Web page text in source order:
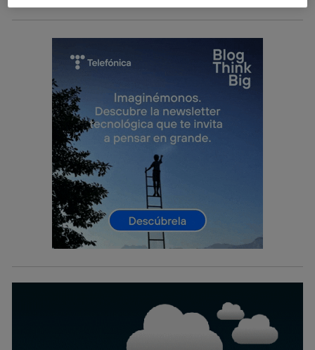
La tecnología Utiq está diseñada con la privacidad como
La tecnología utiliza un identificador cifrado creado por tu
operadora de telefonía
, utilizando tu dirección IP y otra
información de la cuenta de cliente de
telecomunicaciones vinculada a la conexión que utilizas
(p. ej., número de teléfono móvil).
Este identificador se asigna a la conexión de internet, por
lo que cualquier persona que conecte su dispositivo y
consienta el uso de la tecnología recibirá el mismo
identificador. Típicamente:
Si utilizas unaconexión de banda ancha
el marketing o análisis se realizará en función de las
actividades de navegación de los miembros del hogar
que hayan dado su consentimiento.
Si utilizasdatos móviles, el marketing será más
navegación del usuario del móvil.
“Administrar Utiq” en la parte inferior de esta página web o
portal de privacidad de Utiq
. Para más información, consulta
política de privacidad de Utiq